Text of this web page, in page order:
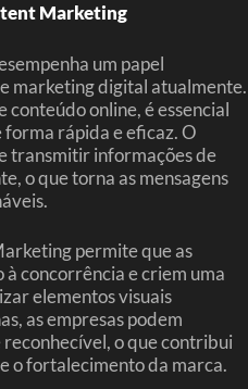
Marketing
um papel
marketing digital atualmente.
conteúdo online, é essencial
rápida e eficaz. O
transmitir informações de
o que torna as mensagens
permite que as
à concorrência e criem uma
elementos visuais
as empresas podem
o que contribui
o fortalecimento da marca.